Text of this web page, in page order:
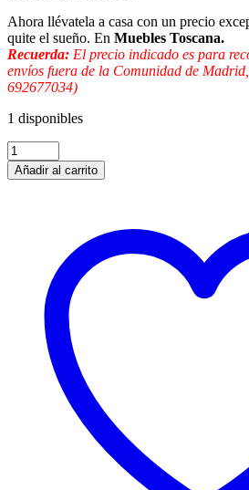
Ahora llévatela a casa con un precio
quite el sueño. En Muebles Toscana.
Recuerda: El precio indicado es para
envíos fuera de la Comunidad de
692677034)
1 disponibles
Añadir al carrito